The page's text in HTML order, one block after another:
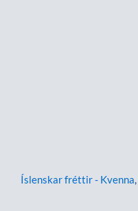
Íslenskar fréttir - Kvenna,